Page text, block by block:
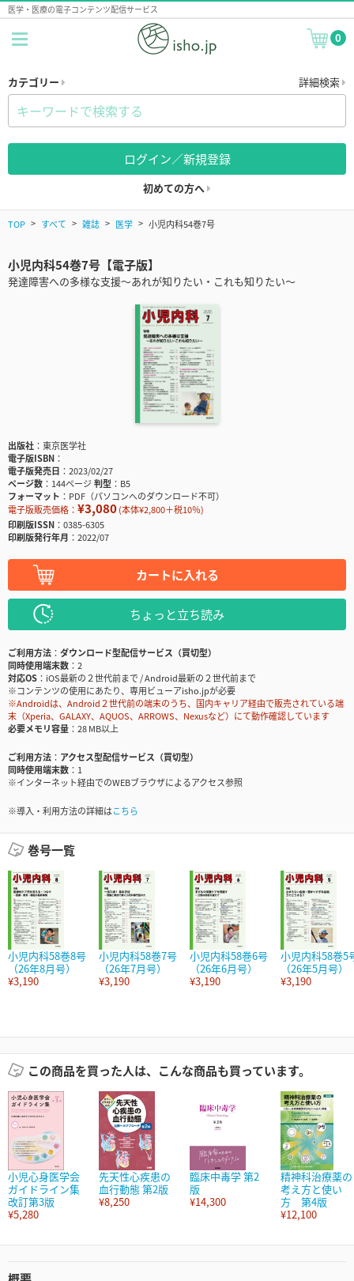
医学・医療の電子コンテンツ配信サービス
0
カテゴリー 詳細検索
ログイン／新規登録
初めての方へ
TOP すべて 雑誌 医学 小児内科54巻7号
小児内科54巻7号【電子版】
発達障害への多様な支援～あれが知りたい・これも知りたい～
出版社
東京医学社
電子版ISBN
電子版発売日
2023/02/27
ページ数
144ページ判型
B5
フォーマット
PDF（パソコンへのダウンロード不可）
電子版販売価格： ¥3,080(本体¥2,800＋税10％)
印刷版ISSN
0385-6305
印刷版発行年月
2022/07
カートに入れる
ちょっと立ち読み
ご利用方法
ダウンロード型配信サービス（買切型）
同時使用端末数
2
対応OS
iOS最新の２世代前まで / Android最新の２世代前まで
※コンテンツの使用にあたり、専用ビューアisho.jpが必要
※Androidは、Android２世代前の端末のうち、国内キャリア経由で販売されている端
末（Xperia、GALAXY、AQUOS、ARROWS、Nexusなど）にて動作確認しています
必要メモリ容量
28 MB以上
ご利用方法
アクセス型配信サービス（買切型）
同時使用端末数
1
※インターネット経由でのWEBブラウザによるアクセス参照
※導入・利用方法の詳細はこちら
巻号一覧
小児内科58巻8号
（26年8月号）
¥3,190
小児内科58巻7号
（26年7月号）
¥3,190
小児内科58巻6号
（26年6月号）
¥3,190
小児内科58巻5
（26年5月号）
¥3,190
この商品を買った人は、こんな商品も買っています。
小児心身医学会
ガイドライン集
改訂第3版
¥5,280
先天性心疾患の
血行動態 第2版
¥8,250
臨床中毒学 第2
版
¥14,300
精神科治療薬の
考え方と使い
方 第4版
¥12,100